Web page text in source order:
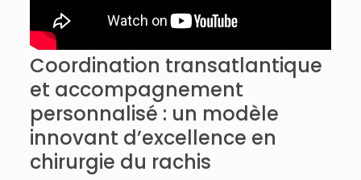
Coordination transatlantique
et accompagnement
personnalisé : un modèle
innovant d’excellence en
chirurgie du rachis